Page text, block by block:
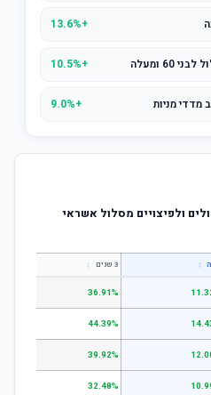
+13.6%
ומעלה +10.5%
מדדי מניות +9.0%
ולפיצויים מסלול אשראי
↕ 3 שנים ↕
36.91%
44.39%
39.92%
32.48%